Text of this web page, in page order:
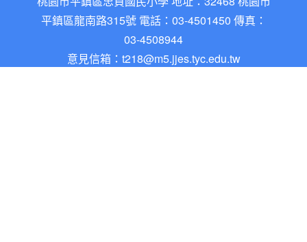
平鎮區龍南路315號 電話：03-4501450 傳真：
03-4508944
意見信箱： t218@m5.jjes.tyc.edu.tw